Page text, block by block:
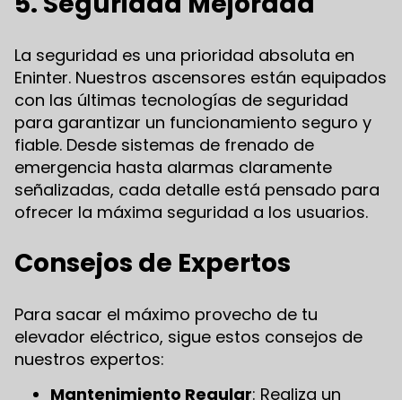
La seguridad es una prioridad absoluta en
Eninter. Nuestros ascensores están equipados
con las últimas tecnologías de seguridad
para garantizar un funcionamiento seguro y
fiable. Desde sistemas de frenado de
emergencia hasta alarmas claramente
señalizadas, cada detalle está pensado para
ofrecer la máxima seguridad a los usuarios.
Consejos de Expertos
Para sacar el máximo provecho de tu
elevador eléctrico, sigue estos consejos de
nuestros expertos:
Mantenimiento Regular: Realiza un